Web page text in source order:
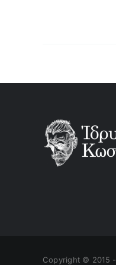
Copyright © 2015 -